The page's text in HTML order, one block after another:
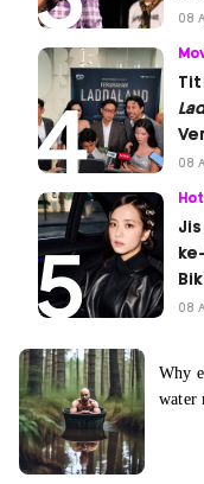
08
08
08